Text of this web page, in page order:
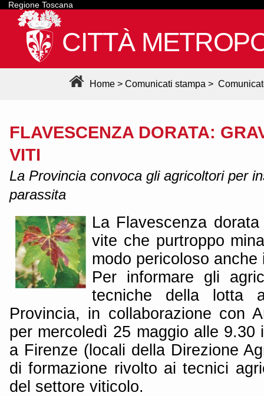
Regione Toscana
CITTÀ
Home > Comunicati stampa >
FLAVESCENZA DORATA:
VITI
La Provincia convoca gli agricoltori per
parassita
La Flavescenza
vite che purtroppo
modo pericoloso anche
Per informare gli
tecniche della lotta
Provincia, in collaborazione con
per mercoledì 25 maggio alle 9.30
a Firenze (locali della Direzione
di formazione rivolto ai tecnici
del settore viticolo.